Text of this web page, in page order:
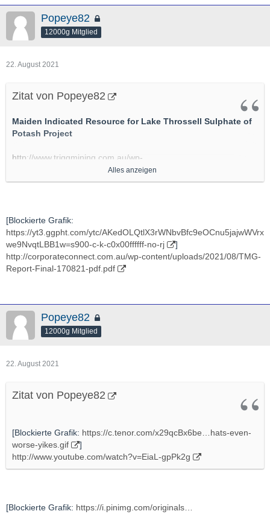
Popeye82
12000g Mitglied
22. August 2021
Zitat von Popeye82
Maiden Indicated Resource for Lake Throssell Sulphate of
Potash Project
http://www.triggmining.com.au/wp-
content/uploads/2021/07/210726-ASX-Announcement-Lake-
Throssell-Indicated-Resource_Final.pdf
content/uploads/2021/07/2234802.pdf
http://www.triggmining.com.au/wp-
content/uploads/2021/07/2237056.pdf
Alles anzeigen
[Blockierte Grafik:
https://yt3.ggpht.com/ytc/AKedOLQtlX3rWNbvBfc9eOCnu5jajwWVrx
we9NvqtLBB1w=s900-c-k-c0x00ffffff-no-rj
]
http://corporateconnect.com.au/wp-content/uploads/2021/08/TMG-
Report-Final-170821-pdf.pdf
Popeye82
12000g Mitglied
22. August 2021
Zitat von Popeye82
[Blockierte Grafik: https://c.tenor.com/x29qcBx6be…hats-even-
worse-yikes.gif
]
http://www.youtube.com/watch?v=EiaL-gpPk2g
[Blockierte Grafik: https://i.pinimg.com/originals…